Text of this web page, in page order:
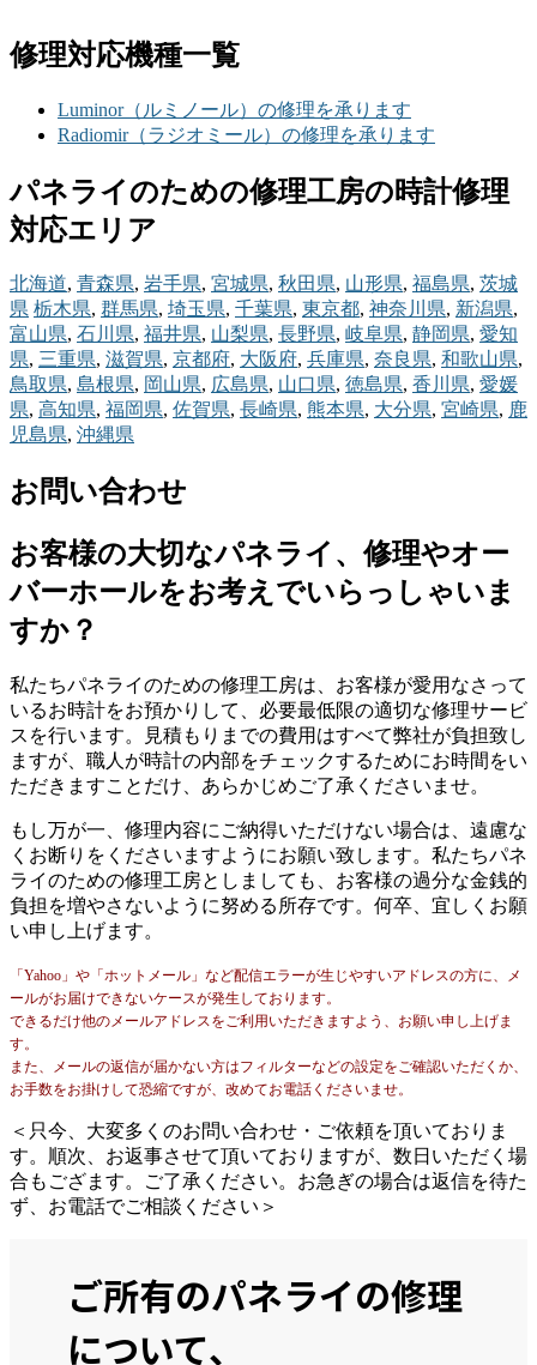
修理対応機種一覧
Luminor（ルミノール）の修理を承ります
Radiomir（ラジオミール）の修理を承ります
パネライのための修理工房の時計修理
対応エリア
北海道, 青森県, 岩手県, 宮城県, 秋田県, 山形県, 福島県, 茨城
県 栃木県, 群馬県, 埼玉県, 千葉県, 東京都, 神奈川県, 新潟県,
富山県, 石川県, 福井県, 山梨県, 長野県, 岐阜県, 静岡県, 愛知
県, 三重県, 滋賀県, 京都府, 大阪府, 兵庫県, 奈良県, 和歌山県,
鳥取県, 島根県, 岡山県, 広島県, 山口県, 徳島県, 香川県, 愛媛
県, 高知県, 福岡県, 佐賀県, 長崎県, 熊本県, 大分県, 宮崎県, 鹿
児島県, 沖縄県
お問い合わせ
お客様の大切なパネライ、修理やオー
バーホールをお考えでいらっしゃいま
すか？
私たちパネライのための修理工房は、お客様が愛用なさって
いるお時計をお預かりして、必要最低限の適切な修理サービ
スを行います。見積もりまでの費用はすべて弊社が負担致し
ますが、職人が時計の内部をチェックするためにお時間をい
ただきますことだけ、あらかじめご了承くださいませ。
もし万が一、修理内容にご納得いただけない場合は、遠慮な
くお断りをくださいますようにお願い致します。私たちパネ
ライのための修理工房としましても、お客様の過分な金銭的
負担を増やさないように努める所存です。何卒、宜しくお願
い申し上げます。
「Yahoo」や「ホットメール」など配信エラーが生じやすいアドレスの方に、メ
ールがお届けできないケースが発生しております。
できるだけ他のメールアドレスをご利用いただきますよう、お願い申し上げま
す。
また、メールの返信が届かない方はフィルターなどの設定をご確認いただくか、
お手数をお掛けして恐縮ですが、改めてお電話くださいませ。
＜只今、大変多くのお問い合わせ・ご依頼を頂いておりま
す。順次、お返事させて頂いておりますが、数日いただく場
合もござます。ご了承ください。お急ぎの場合は返信を待た
ず、お電話でご相談ください＞